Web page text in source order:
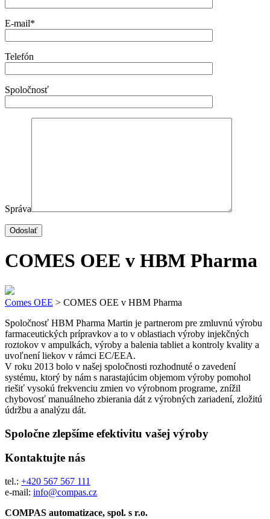
E-mail*
Telefón
Spoločnosť
Správa
COMES OEE v HBM Pharma
Comes OEE > COMES OEE v HBM Pharma
Spoločnosť HBM Pharma Martin je partnerom pre zmluvnú výrobu
farmaceutických prípravkov a to v oblastiach výroby injekčných
roztokov v ampulkách, výroby a balenia tabliet a kontroly kvality a
uvoľnení liekov v rámci EC/EEA.
V roku 2013 bolo v našej spoločnosti rozhodnuté o zavedení
systému, ktorý by nám s narastajúcim objemom výroby pomohol
riešiť vysokú frekvenciu zmien vo výrobnom programe, znížil
chybovosť manuálneho zbierania dát z výrobných zariadení, zložitú
údržbu a analýzu dát.
Spoločne zlepšíme efektivitu vašej výroby
Kontaktujte nás
tel.: +420 567 567 111
e-mail: info@compas.cz
COMPAS automatizace, spol. s r.o.